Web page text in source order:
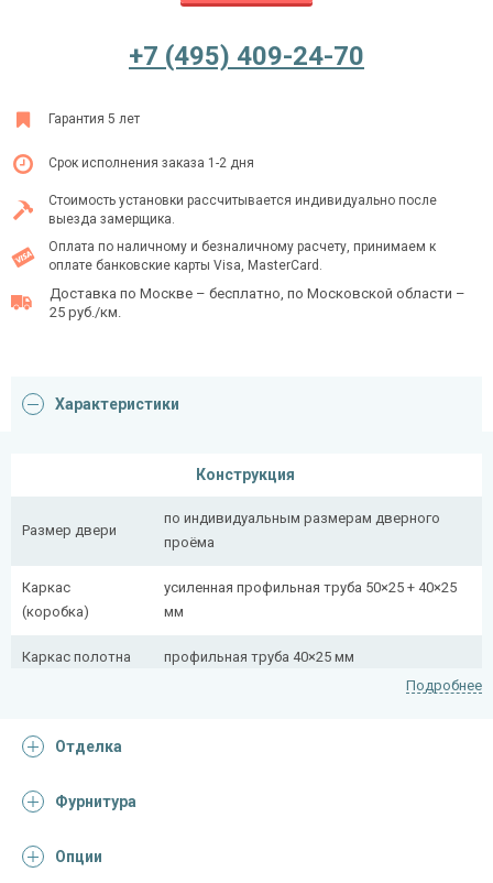
+7 (495) 409-24-70
+7 (495) 409-24-70
Гарантия 5 лет
Срок исполнения заказа 1-2 дня
Стоимость установки рассчитывается индивидуально после
выезда замерщика.
Оплата по наличному и безналичному расчету, принимаем к
оплате банковские карты Visa, MasterCard.
Доставка по Москве – бесплатно, по Московской области –
25 руб./км.
Характеристики
Конструкция
Размер двери
по индивидуальным размерам дверного
проёма
Каркас
(коробка)
усиленная профильная труба 50×25 + 40×25
мм
Каркас полотна профильная труба 40×25 мм
Притворная
Ребра жесткости
Подробнее
Отделка
Фурнитура
Опции